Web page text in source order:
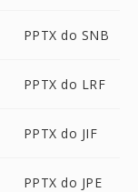
PPTX do SNB
PPTX do LRF
PPTX do JIF
PPTX do JPE